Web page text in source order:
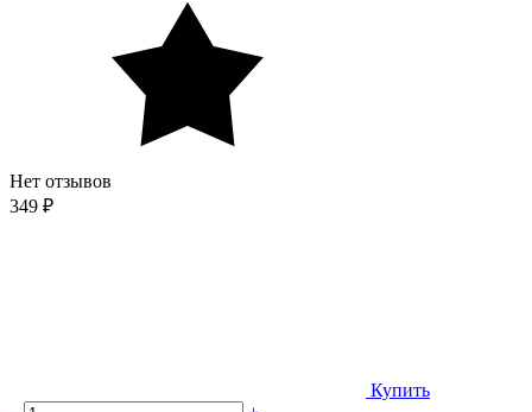
Нет отзывов
349 ₽
Купить